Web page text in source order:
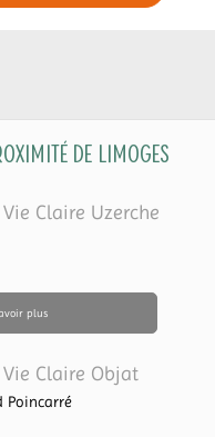
de Limoges
Claire Uzerche
plus
Claire Objat
Poincarré